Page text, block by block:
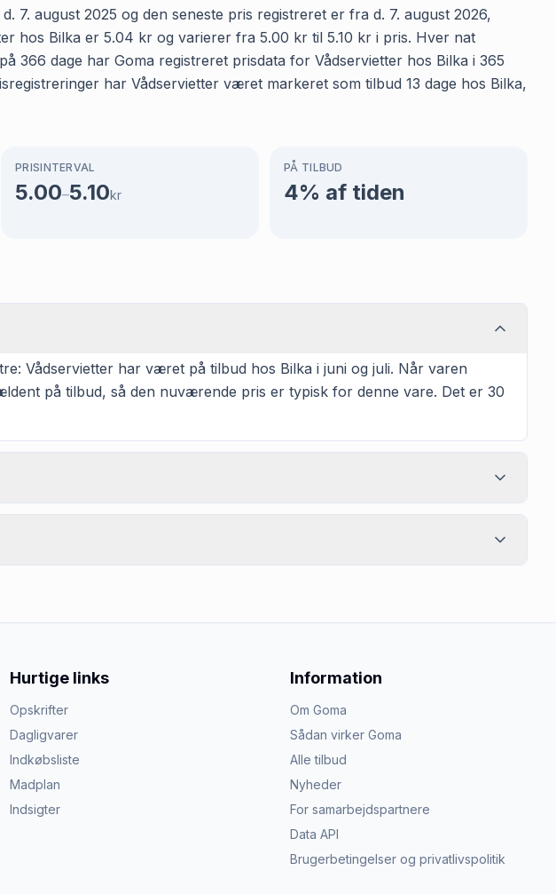
7. august 2025 og den seneste pris registreret er fra d. 7. august 2026,
hos Bilka er 5.04 kr og varierer fra 5.00 kr til 5.10 kr i pris. Hver nat
366 dage har Goma registreret prisdata for Vådservietter hos Bilka i 365
har Vådservietter været markeret som tilbud 13 dage hos Bilka,
PRISINTERVAL
5.00–5.10kr
PÅ TILBUD
4% af tiden
Vådservietter har været på tilbud hos Bilka i juni og juli. Når varen
på tilbud, så den nuværende pris er typisk for denne vare. Det er 30
Hurtige links
Opskrifter
Dagligvarer
Indkøbsliste
Madplan
Indsigter
Information
Om Goma
Sådan virker Goma
Alle tilbud
Nyheder
For samarbejdspartnere
Data API
Brugerbetingelser og privatlivspolitik